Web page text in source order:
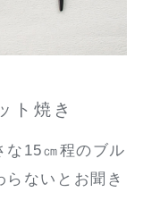
ト焼き
な15㎝程のブル
ないとお聞き